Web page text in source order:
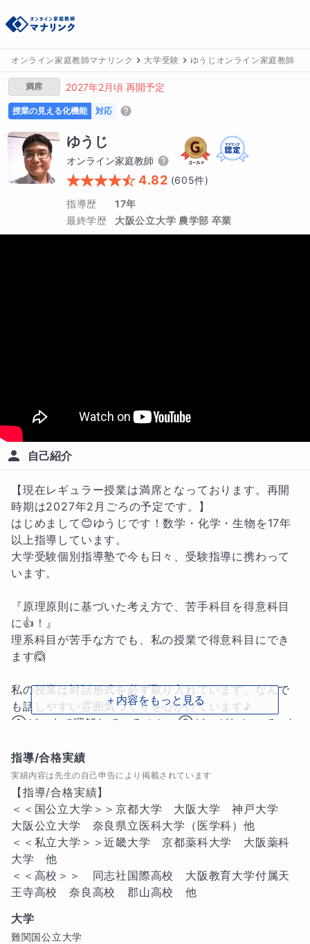
オンライン家庭教師マナリンク 大学受験 ゆうじオンライン家庭教師
満席 2027年2月頃 再開予定
授業の見える化機能 対応
ゆうじ
オンライン家庭教師
4.82 (605件)
指導歴
17年
最終学歴
大阪公立大学 農学部 卒業
自己紹介
【現在レギュラー授業は満席となっております。再開
時期は2027年2月ごろの予定です。】
はじめまして😊ゆうじです！数学・化学・生物を17年
以上指導しています。
大学受験個別指導塾で今も日々、受験指導に携わって
います。
『原理原則に基づいた考え方で、苦手科目を得意科目
に👍！』
理系科目が苦手な方でも、私の授業で得意科目にでき
ます🙆
私の授業は対話形式を必ず取り入れています。なんで
も話しやすい雰囲気づくりを心がけています♪
①どこまで理解しているのか　②どこがわかっていな
ご本人がわかるように聞き出し、言語化します＝いわ
ゆる『わかりやすい授業👌』とお考え下さい。
『わからない』を明確化する対話式授業によって、確
実に成績がアップします👍
次に、『出来る！』に変えるためにはどうすればよい
かを具体的にお伝えします。
学習計画が立てられない場合や、学習の仕方がわから
ない場合も、お気軽にご相談ください😊
■相性の良いご家庭
＋内容をもっと見る
指導/合格実績
実績内容は先生の自己申告により掲載されています
【指導/合格実績】
＜＜国公立大学＞＞京都大学　大阪大学　神戸大学
大阪公立大学　奈良県立医科大学（医学科）他
＜＜私立大学＞＞近畿大学　京都薬科大学　大阪薬科
大学　他
＜＜高校＞＞　同志社国際高校　大阪教育大学付属天
王寺高校　奈良高校　郡山高校　他
大学
難関国公立大学